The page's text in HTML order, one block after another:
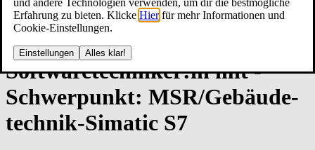
und andere Technologien verwenden, um dir die bestmögliche
Erfahrung zu bieten. Klicke Hier für mehr Informationen und
Cookie-Einstellungen.
Einstellungen Alles klar!
Soft­ware­tech­ni­ker:in ­mit ­
Schwer­punk­t: MS­R/­Ge­bäu­de­
tech­ni­k-­Si­ma­tic S7